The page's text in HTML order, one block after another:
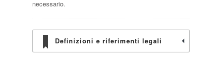
necessario.
Definizioni e riferimenti legali